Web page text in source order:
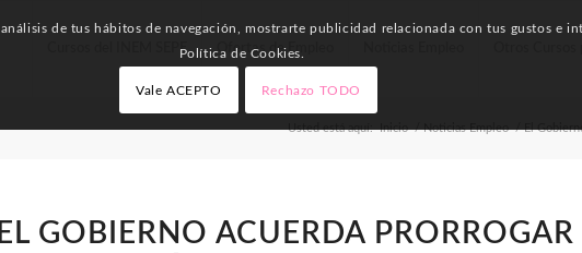
Cursos del INEM SEPE Ofertas de Empleo
Usted está aquí: Inicio / Noticias Empleo / El
EL GOBIERNO ACUERDA PRORROGAR
de tus hábitos de navegación, mostrarte publicidad relacionada con tus gustos e
Política de Cookies.
Vale ACEPTO Rechazo TODO